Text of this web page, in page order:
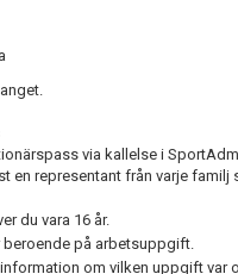
via kallelse i
en representant från varje
du vara 16 år.
beroende på arbetsuppgift.
om vilken uppgift